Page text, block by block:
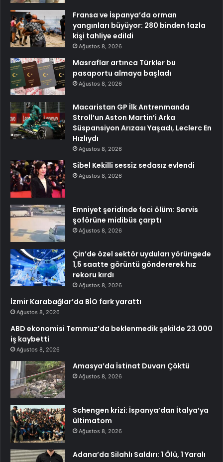
Fransa ve İspanya’da orman
yangınları büyüyor: 280 binden fazla
kişi tahliye edildi
Ağustos 8, 2026
Masraflar artınca Türkler bu
pasaportu almaya başladı
Ağustos 8, 2026
Macaristan GP İlk Antrenmanda
Stroll’un Aston Martin’i Arka
Süspansiyon Arızası Yaşadı, Leclerc En
Hızlıydı
Ağustos 8, 2026
Sibel Kekilli sessiz sedasız evlendi
Ağustos 8, 2026
Emniyet şeridinde feci ölüm: Servis
şoförüne midibüs çarptı
Ağustos 8, 2026
Çin’de özel sektör uyduları yörüngede
1,5 saatte görüntü göndererek hız
rekoru kırdı
Ağustos 8, 2026
İzmir Karabağlar’da BİO fark yarattı
Ağustos 8, 2026
ABD ekonomisi Temmuz’da beklenmedik şekilde 23.000
iş kaybetti
Ağustos 8, 2026
Amasya’da İstinat Duvarı Çöktü
Ağustos 8, 2026
Schengen krizi: İspanya’dan İtalya’ya
ültimatom
Ağustos 8, 2026
Adana’da Silahlı Saldırı: 1 Ölü, 1 Yaralı